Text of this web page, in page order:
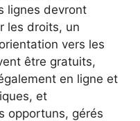
lignes devront
les droits, un
vers les
être gratuits,
en ligne et
et
opportuns, gérés